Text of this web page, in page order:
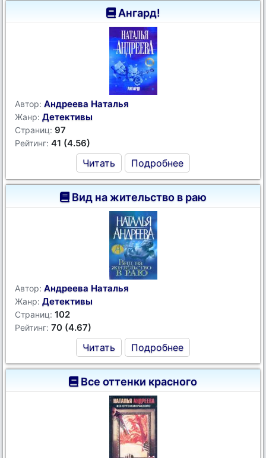
Ангард!
Автор: Андреева Наталья
Жанр: Детективы
Страниц: 97
Рейтинг: 41 (4.56)
Читать Подробнее
Вид на жительство в раю
Автор: Андреева Наталья
Жанр: Детективы
Страниц: 102
Рейтинг: 70 (4.67)
Читать Подробнее
Все оттенки красного